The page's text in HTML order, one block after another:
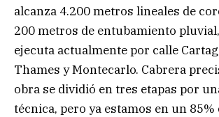
alcanza 4.200 metros lineales de
200 metros de entubamiento
ejecuta actualmente por calle
Thames y Montecarlo. Cabrera
obra se dividió en tres etapas por
técnica, pero ya estamos en un 85%